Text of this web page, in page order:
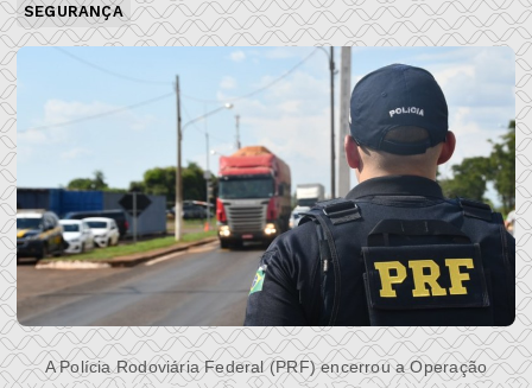
SEGURANÇA
A Polícia Rodoviária Federal (PRF) encerrou a Operação